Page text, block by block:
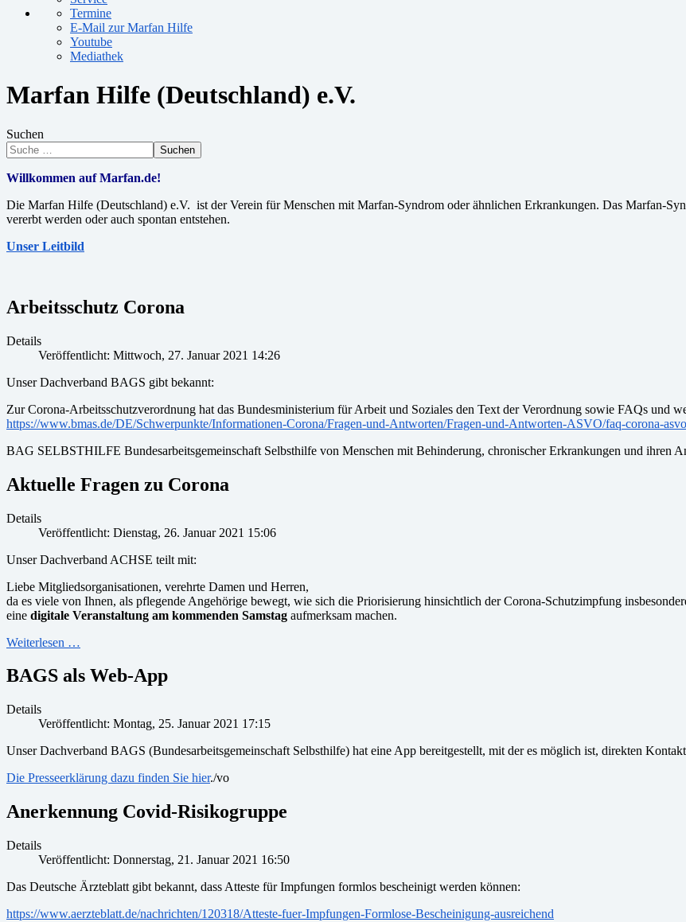
Termine
E-Mail zur Marfan Hilfe
Youtube
Mediathek
Marfan Hilfe (Deutschland) e.V.
Suchen
Suchen
Willkommen auf Marfan.de!
Die Marfan Hilfe (Deutschland) e.V. ist der Verein für Menschen mit Marfan-Syndrom oder ähnlichen Erkrankungen. Das Marfan-
vererbt werden oder auch spontan entstehen.
Unser Leitbild
Arbeitsschutz Corona
Details
Veröffentlicht: Mittwoch, 27. Januar 2021 14:26
Unser Dachverband BAGS gibt bekannt:
Zur Corona-Arbeitsschutzverordnung hat das Bundesministerium für Arbeit und Soziales den Text der Verordnung sowie FAQs und
https://www.bmas.de/DE/Schwerpunkte/Informationen-Corona/Fragen-und-Antworten/Fragen-und-Antworten-ASVO/faq-corona-
BAG SELBSTHILFE Bundesarbeitsgemeinschaft Selbsthilfe von Menschen mit Behinderung, chronischer Erkrankungen und ihren
Aktuelle Fragen zu Corona
Details
Veröffentlicht: Dienstag, 26. Januar 2021 15:06
Unser Dachverband ACHSE teilt mit:
Liebe Mitgliedsorganisationen, verehrte Damen und Herren,
da es viele von Ihnen, als pflegende Angehörige bewegt, wie sich die Priorisierung hinsichtlich der Corona-Schutzimpfung
eine digitale Veranstaltung am kommenden Samstag aufmerksam machen.
Weiterlesen …
BAGS als Web-App
Details
Veröffentlicht: Montag, 25. Januar 2021 17:15
Unser Dachverband BAGS (Bundesarbeitsgemeinschaft Selbsthilfe) hat eine App bereitgestellt, mit der es möglich ist, direkten
Die Presseerklärung dazu finden Sie hier./vo
Anerkennung Covid-Risikogruppe
Details
Veröffentlicht: Donnerstag, 21. Januar 2021 16:50
Das Deutsche Ärzteblatt gibt bekannt, dass Atteste für Impfungen formlos bescheinigt werden können:
https://www.aerzteblatt.de/nachrichten/120318/Atteste-fuer-Impfungen-Formlose-Bescheinigung-ausreichend